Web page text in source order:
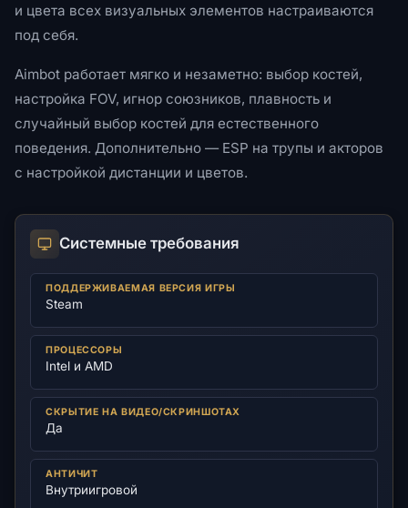
и цвета всех визуальных элементов настраиваются
под себя.
Aimbot работает мягко и незаметно: выбор костей,
настройка FOV, игнор союзников, плавность и
случайный выбор костей для естественного
поведения. Дополнительно — ESP на трупы и акторов
с настройкой дистанции и цветов.
Системные требования
ПОДДЕРЖИВАЕМАЯ ВЕРСИЯ ИГРЫ
Steam
ПРОЦЕССОРЫ
Intel и AMD
СКРЫТИЕ НА ВИДЕО/СКРИНШОТАХ
Да
АНТИЧИТ
Внутриигровой